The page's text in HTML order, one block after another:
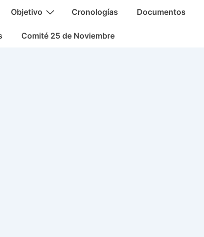
Objetivo Cronologías Documentos
Comité 25 de Noviembre